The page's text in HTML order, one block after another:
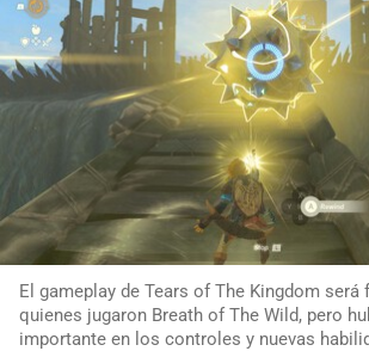
El gameplay de Tears of The Kingdom será
quienes jugaron Breath of The Wild, pero
importante en los controles y nuevas